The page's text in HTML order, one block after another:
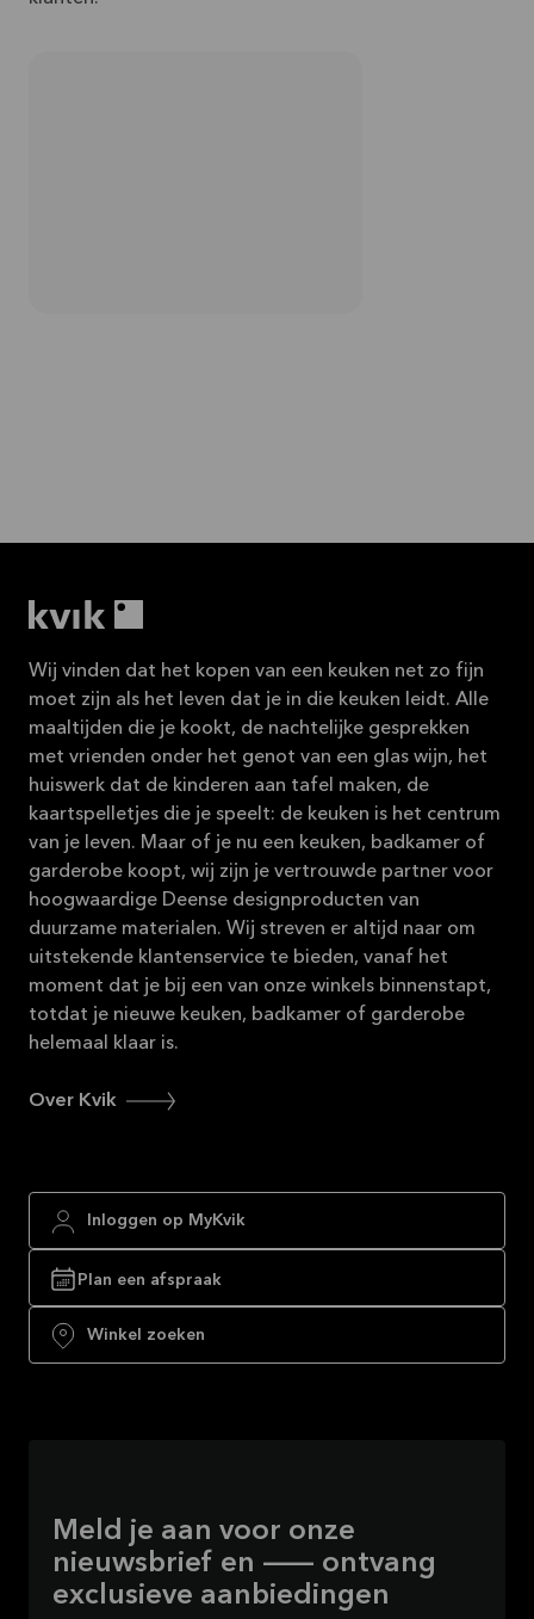
Wij vinden dat het kopen van een keuken net zo fijn
moet zijn als het leven dat je in die keuken leidt. Alle
maaltijden die je kookt, de nachtelijke gesprekken
met vrienden onder het genot van een glas wijn, het
huiswerk dat de kinderen aan tafel maken, de
kaartspelletjes die je speelt: de keuken is het centrum
van je leven. Maar of je nu een keuken, badkamer of
garderobe koopt, wij zijn je vertrouwde partner voor
hoogwaardige Deense designproducten van
duurzame materialen. Wij streven er altijd naar om
uitstekende klantenservice te bieden, vanaf het
moment dat je bij een van onze winkels binnenstapt,
totdat je nieuwe keuken, badkamer of garderobe
helemaal klaar is.
Over Kvik
Inloggen op MyKvik
Plan een afspraak
Winkel zoeken
Meld je aan voor onze
nieuwsbrief en — ontvang
exclusieve aanbiedingen